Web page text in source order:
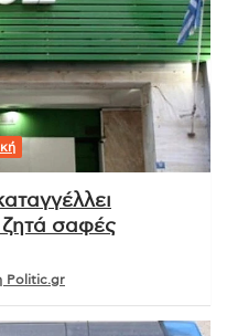
ζητά σαφές
Politic.gr